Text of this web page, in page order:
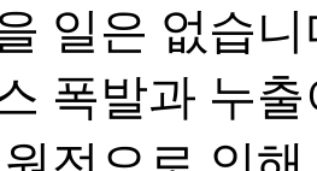
일은 없습
폭발과 누